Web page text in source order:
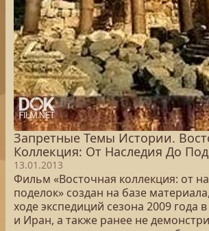
Запретные Темы Истории.
Коллекция: От Наследия До
13.01.2013
Фильм «Восточная коллекция: от
поделок» создан на базе
ходе экспедиций сезона 2009 года
и Иран, а также ранее не